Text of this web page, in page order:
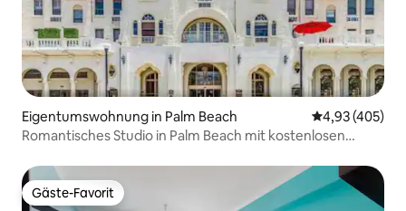
Eigentumswohnung in Palm Beach
4,93 (405)
Romantisches Studio in Palm Beach mit kostenlosen
Gäste-Favorit
Gäste-Favorit